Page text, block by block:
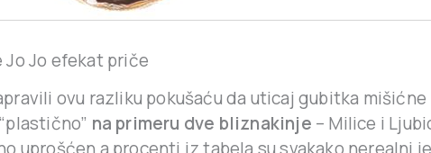
Jo Jo efekat priče
ovu razliku pokušaću da uticaj gubitka mišićne
na primeru dve bliznakinje – Milice i
uprošćen a procenti iz tabela su svakako nerealni